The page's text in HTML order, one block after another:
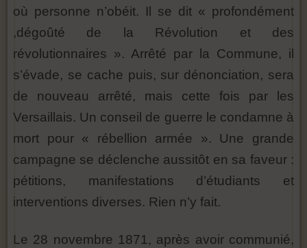
où personne n’obéit. Il se dit « profondément
,dégoûté de la Révolution et des
révolutionnaires ». Arrêté par la Commune, il
s’évade, se cache puis, sur dénonciation, sera
de nouveau arrêté, mais cette fois par les
Versaillais. Un conseil de guerre le condamne à
mort pour « rébellion armée ». Une grande
campagne se déclenche aussitôt en sa faveur :
pétitions, manifestations d’étudiants et
interventions diverses. Rien n’y fait.
Le 28 novembre 1871, après avoir communié,